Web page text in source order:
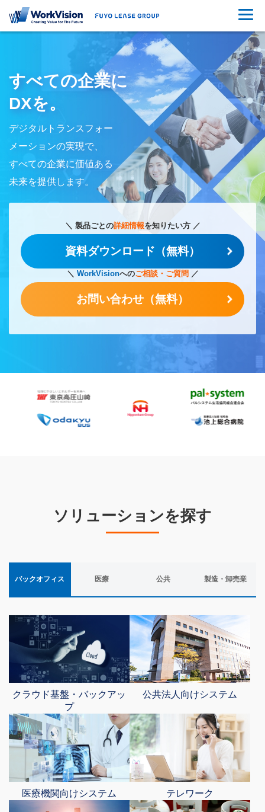
すべての企業に
DXを。
デジタルトランスフォー
メーションの実現で、
すべての企業に価値ある
未来を提供します。
＼ 製品ごとの詳細情報を知りたい方 ／
資料ダウンロード（無料）
＼ WorkVisionへのご相談・ご質問 ／
お問い合わせ（無料）
ソリューションを探す
バックオフィス 医療 公共 製造・卸売業
クラウド基盤・バックアッ
プ
公共法人向けシステム
医療機関向けシステム テレワーク